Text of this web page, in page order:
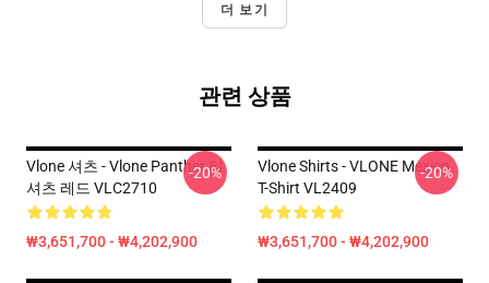
더 보기
관련 상품
Vlone 셔츠 - Vlone Panther 티
셔츠 레드 VLC2710
₩3,651,700 - ₩4,202,900
-20%
Vlone Shirts - VLONE Mexico
T-Shirt VL2409
₩3,651,700 - ₩4,202,900
-20%